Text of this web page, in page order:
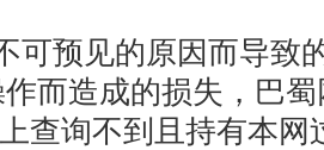
可预见的原因而导致
而造成的损失，巴
查询不到且持有本网